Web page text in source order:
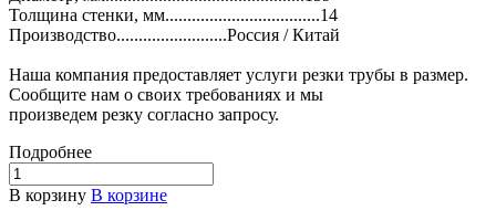
Толщина стенки, мм...................................14
Производство.........................Россия / Китай
Наша компания предоставляет услуги резки трубы в размер.
Сообщите нам о своих требованиях и мы
произведем резку согласно запросу.
Подробнее
В корзину В корзине